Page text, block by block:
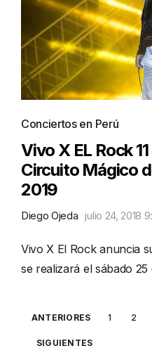
Conciertos en Perú
Vivo X EL Rock
Circuito Mágico
2019
Diego Ojeda julio 24, 2018
Vivo X El Rock anuncia
se realizará el sábado
Posts
pagination
ANTERIORES 1 2
SIGUIENTES